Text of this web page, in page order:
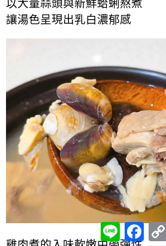
以大量蒜頭與新鮮蛤蜊熬煮
讓湯色呈現出乳白濃郁感
L
F